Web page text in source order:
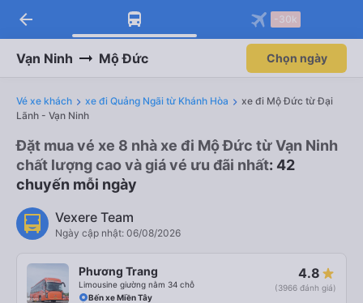
arrow_back -30k
Vạn Ninh Mộ Đức Chọn ngày
Vé xe khách xe đi Quảng Ngãi từ Khánh Hòa
xe đi Mộ Đức từ Đại
Lãnh - Vạn Ninh
Đặt mua vé xe 8 nhà xe đi Mộ Đức từ Vạn Ninh
chất lượng cao và giá vé ưu đãi nhất: 42
chuyến mỗi ngày
Vexere Team
Ngày cập nhật: 06/08/2026
Phương Trang
Limousine giường nằm 34 chỗ
4.8
(3966 đánh giá)
Bến xe Miền Tây